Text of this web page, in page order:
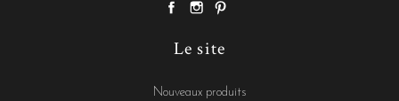
Le site
Nouveaux produits